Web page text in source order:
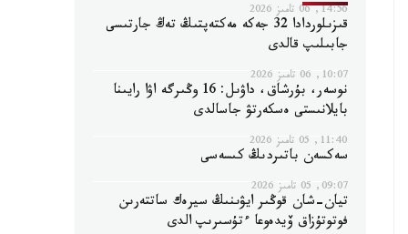
14:56, 06 تامىز 2026
قىزىلوردادا 32 جەكە مەكتەپتىڭ تەڭ جارتىسى
جابىلىپ قالدى
10:07, 06 تامىز 2026
نوسەر، بۇرشاق، داۋىل: 16 وڭىرگە اۋا رايىنا
بايلانىستى ەسكەرتۋ جاسالدى
11:40, 05 تامىز 2026
سەكسەن باتىردىڭ كىسەسى
09:07, 05 تامىز 2026
تيان-شان قوڭىر ايۋىنىڭ سيرەك ساتتەرىن
فوتوتۇزاق ۆيدەوعا ءتۇسىرىپ الدى